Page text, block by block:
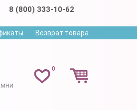
8 (800) 333-10-62
Возврат товара
0